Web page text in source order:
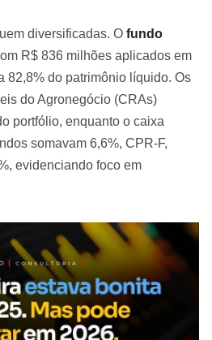
diversificadas. O fundo
R$ 836 milhões aplicados em
82,8% do patrimônio líquido. Os
do Agronegócio (CRAs)
portfólio, enquanto o caixa
somavam 6,6%, CPR-F,
evidenciando foco em